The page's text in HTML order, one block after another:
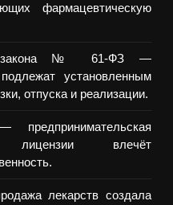
фармацевтическую
закона № 61-ФЗ —
установленным
отпуска и реализации.
лицензии влечёт
лекарств создала